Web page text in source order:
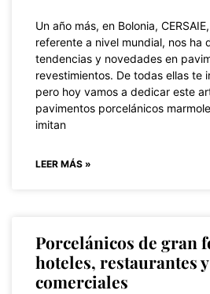
Un año más, en Bolonia,
referente a nivel mundial, nos ha
tendencias y novedades en
revestimientos. De todas ellas te
pero hoy vamos a dedicar este
pavimentos porcelánicos
imitan
LEER MÁS »
Porcelánicos de gran
hoteles, restaurantes
comerciales